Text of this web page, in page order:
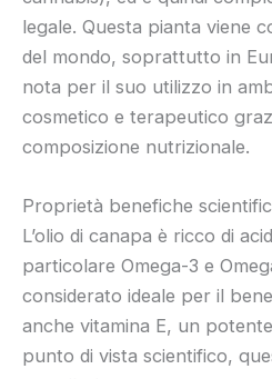
legale. Questa pianta viene
del mondo, soprattutto in
nota per il suo utilizzo in
cosmetico e terapeutico
composizione nutrizionale.
Proprietà benefiche
L’olio di canapa è ricco di
particolare Omega-3 e
considerato ideale per il
anche vitamina E, un
punto di vista scientifico,